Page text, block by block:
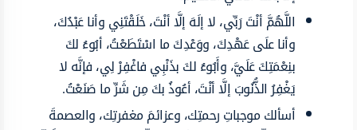
اللَّهُمَّ أنْتَ رَبِّي، لا إلَهَ إلَّا أنْتَ، خَلَقْتَنِي وأنا عَبْدُكَ،
وأنا علَى عَهْدِكَ، ووَعْدِكَ ما اسْتَطَعْتُ، أبُوءُ لكَ
بنِعْمَتِكَ عَلَيَّ، وأَبُوءُ لكَ بذَنْبِي فاغْفِرْ لِي، فإنَّه لا
يَغْفِرُ الذُّنُوبَ إلَّا أنْتَ، أعُوذُ بكَ مِن شَرِّ ما صَنَعْتُ.
أسألك موجباتِ رحمتِك، وعزائمَ مغفرتِك، والعصمةَ